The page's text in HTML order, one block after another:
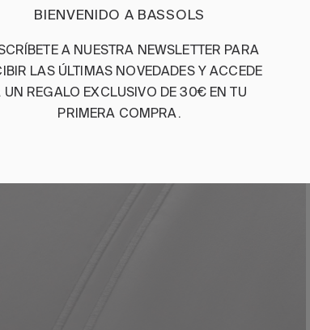
BIENVENIDO A BASSOLS
A NUESTRA NEWSLETTER PARA
LAS ÚLTIMAS NOVEDADES Y ACCEDE
UN REGALO EXCLUSIVO DE 30€ EN TU
PRIMERA COMPRA.